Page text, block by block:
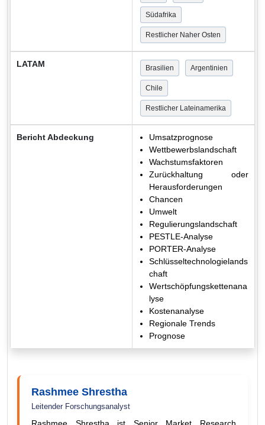
Südafrika
Restlicher Naher Osten
LATAM Brasilien Argentinien
Chile
Restlicher Lateinamerika
Bericht Abdeckung
Umsatzprognose
Wettbewerbslandschaft
Wachstumsfaktoren
Zurückhaltung oder
Herausforderungen
Chancen
Umwelt
Regulierungslandschaft
PESTLE-Analyse
PORTER-Analyse
Schlüsseltechnologielands
chaft
Wertschöpfungskettenana
lyse
Kostenanalyse
Regionale Trends
Prognose
Rashmee Shrestha
Leitender Forschungsanalyst
Rashmee Shrestha ist Senior Market Research